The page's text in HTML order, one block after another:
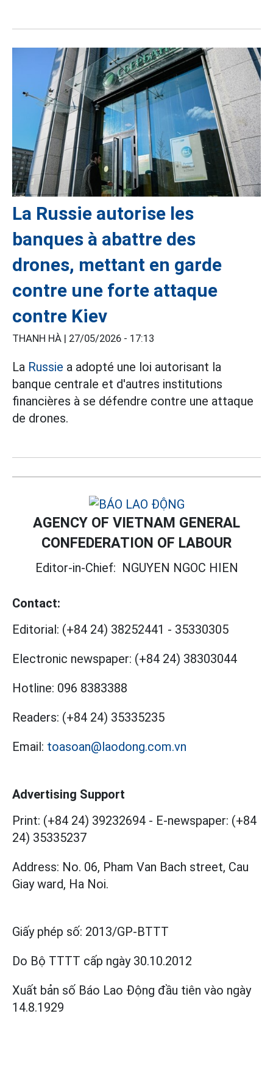
La Russie autorise les
banques à abattre des
drones, mettant en garde
contre une forte attaque
contre Kiev
THANH HÀ | 27/05/2026 - 17:13
La Russie a adopté une loi autorisant la
banque centrale et d'autres institutions
financières à se défendre contre une attaque
de drones.
AGENCY OF VIETNAM GENERAL
CONFEDERATION OF LABOUR
Editor-in-Chief: NGUYEN NGOC HIEN
Contact:
Editorial: (+84 24) 38252441 - 35330305
Electronic newspaper: (+84 24) 38303044
Hotline: 096 8383388
Readers: (+84 24) 35335235
Email: toasoan@laodong.com.vn
Advertising Support
Print: (+84 24) 39232694 - E-newspaper: (+84
24) 35335237
Address: No. 06, Pham Van Bach street, Cau
Giay ward, Ha Noi.
Giấy phép số: 2013/GP-BTTT
Do Bộ TTTT cấp ngày 30.10.2012
Xuất bản số Báo Lao Động đầu tiên vào ngày
14.8.1929